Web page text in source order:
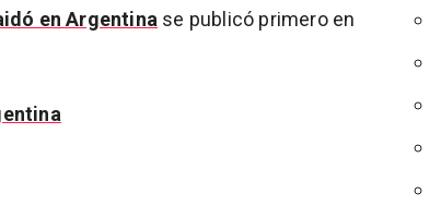
en Argentina se publicó primero en